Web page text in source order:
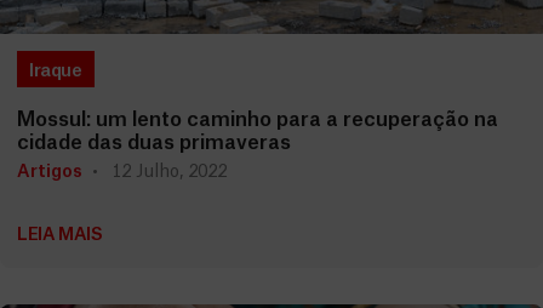
Iraque
Mossul: um lento caminho para a recuperação na
cidade das duas primaveras
Artigos 12 Julho, 2022
LEIA MAIS